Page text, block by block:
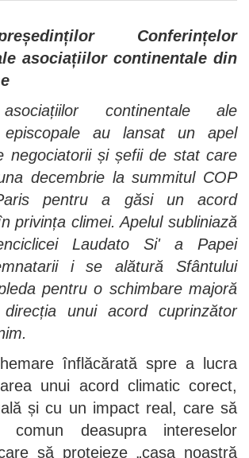
Conferințelor
asociațiilor continentale din
continentale ale
episcopale au lansat un apel
negociatorii și șefii de stat care
decembrie la summitul COP
pentru a găsi un acord
privința climei. Apelul subliniază
Laudato Si'a Papei
i se alătură Sfântului
pentru o schimbare majoră
unui acord cuprinzător
înflăcărată spre a lucra
unui acord climatic corect,
și cu un impact real, care să
comun deasupra intereselor
să protejeze „casa noastră